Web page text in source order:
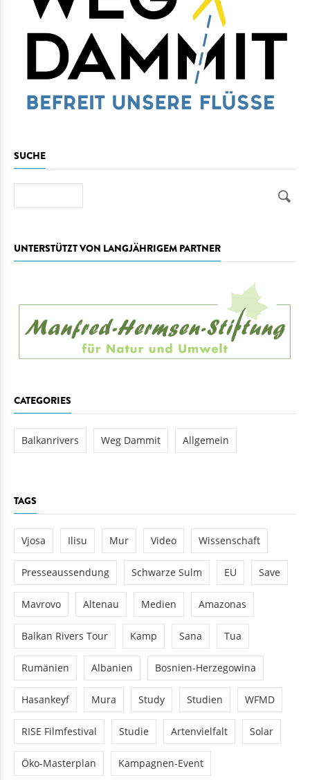
SUCHE
UNTERSTÜTZT VON LANGJÄHRIGEM PARTNER
CATEGORIES
Balkanrivers Weg Dammit Allgemein
TAGS
Vjosa Ilisu Mur Video Wissenschaft
Presseaussendung Schwarze Sulm EU Save
Mavrovo Altenau Medien Amazonas
Balkan Rivers Tour Kamp Sana Tua
Rumänien Albanien Bosnien-Herzegowina
Hasankeyf Mura Study Studien WFMD
RISE Filmfestival Studie Artenvielfalt Solar
Öko-Masterplan Kampagnen-Event